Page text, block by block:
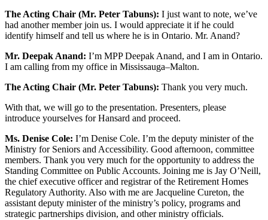
The Acting Chair (Mr. Peter Tabuns): I just want to note, we’ve
had another member join us. I would appreciate it if he could
identify himself and tell us where he is in Ontario. Mr. Anand?
Mr. Deepak Anand: I’m MPP Deepak Anand, and I am in Ontario.
I am calling from my office in Mississauga–Malton.
The Acting Chair (Mr. Peter Tabuns): Thank you very much.
With that, we will go to the presentation. Presenters, please
introduce yourselves for Hansard and proceed.
Ms. Denise Cole: I’m Denise Cole. I’m the deputy minister of the
Ministry for Seniors and Accessibility. Good afternoon, committee
members. Thank you very much for the opportunity to address the
Standing Committee on Public Accounts. Joining me is Jay O’Neill,
the chief executive officer and registrar of the Retirement Homes
Regulatory Authority. Also with me are Jacqueline Cureton, the
assistant deputy minister of the ministry’s policy, programs and
strategic partnerships division, and other ministry officials.